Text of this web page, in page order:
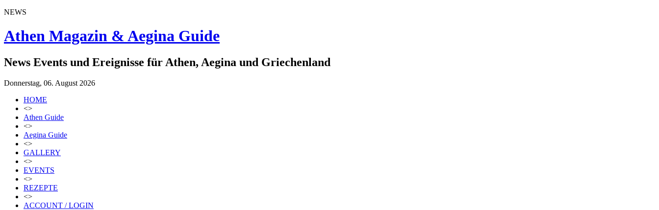
NEWS
Athen Magazin & Aegina Guide
News Events und Ereignisse für Athen, Aegina und Griechenland
Donnerstag, 06. August 2026
HOME
<>
Athen Guide
<>
Aegina Guide
<>
GALLERY
<>
EVENTS
<>
REZEPTE
<>
ACCOUNT / LOGIN